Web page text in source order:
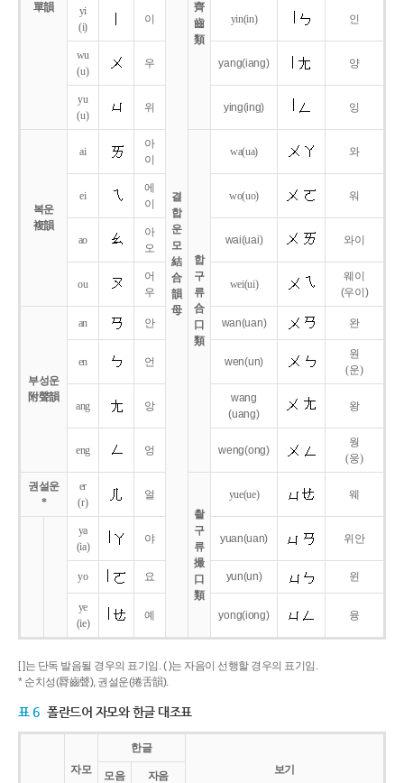
單韻
결
합
운
모
結
合
韻
母
齊
齒
類
yi
(i)
이 yin(in) 인
wu
(u)
우 yang(iang) 양
yu
(u)
위 ying(ing) 잉
복운
複韻
ai
아
이
합
구
류
合
口
類
wa(ua) 와
ei
에
이
wo(uo) 워
ao
아
오
wai(uai) 와이
ou
어
우
wei(ui)
웨이
(우이)
부성운
附聲韻
an 안 wan(uan) 완
en 언 wen(un)
원
(운)
ang 앙
wang
(uang)
왕
eng 엉 weng(ong)
웡
(웅)
권설운
*
er
(r)
얼
촬
구
류
撮
口
類
yue(ue) 웨
ya
(ia)
야 yuan(uan) 위안
yo 요 yun(un) 윈
ye
(ie)
예 yong(iong) 융
[ ]는 단독 발음될 경우의 표기임. ( )는 자음이 선행할 경우의 표기임.
* 순치성(脣齒聲), 권설운(捲舌韻).
표 6 폴란드어 자모와 한글 대조표
자모
한글
보기
모음
자음